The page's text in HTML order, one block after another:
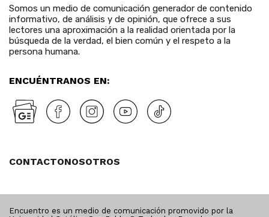
Somos un medio de comunicación generador de contenido
informativo, de análisis y de opinión, que ofrece a sus
lectores una aproximación a la realidad orientada por la
búsqueda de la verdad, el bien común y el respeto a la
persona humana.
ENCUÉNTRANOS EN:
CONTACTONOSOTROS
Encuentro es un medio de comunicación promovido por la